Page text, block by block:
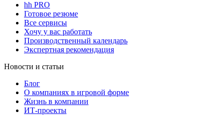
hh PRO
Готовое резюме
Все сервисы
Хочу у вас работать
Производственный календарь
Экспертная рекомендация
Новости и статьи
Блог
О компаниях в игровой форме
Жизнь в компании
ИТ-проекты